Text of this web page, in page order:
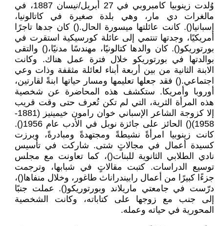
وُلدت زينوبيا كامبروبي في 27 أبريل/نيسان 1887، في
مالغرات دي مار، وهي بلدة صغيرة في كاتالونيا،
إسبانيا(). كانت عائلتها ميسورة الحال.() كان جدها تاجرًا
أمريكيًا، وجدتها تنتمي إلى عائلة كورسيكية استقرت في
بورتوريكو(). كان والدها كتالونيًا، مهندسًا مدنيًا،() والتقى
بوالدتها في بورتوريكو خلال فترة عمل هناك. وكانت
الابنة الثانية من بين أربعة أبناء لعائلة مثقفة وذات وعي
اجتماعي.() فقد جعلها تعليمها ومسار حياتها ابنةً لقارتين،
أوروبا وأمريكا. ستكشف هذه المحاضرة عن شخصية
هذه المرأة الثرية، التي لم تكن تُعرف حتى وقت قريب
إلا كزوجة الشاعر الإسباني خوان رامون خيمينيز (1881-
1958)() الحائز على جائزة نوبل في الأدب عام 1956().
كانت زينوبيا امرأةً نشيطةً ومجتهدةً ومبادرةً، وبرزت
كسيدة أعمال في مجالاتٍ شتى. شاركت في تأسيس
نادي الطلابي الثانوية للبنات()، كما تعاونت مع مجلس
توسيع الدراسات. كتبت مقالاتٍ في شبابها، وترجمت
جزءًا كبيرًا من أعمال رابيندراناث طاغور، وخلال منفاها()،
درّست في جامعتي ماريلاند وبورتوريكو(). عملت جنبًا
إلى جنب مع زوجها على كتاباته، وكانت الشخصية
المحورية في حياته وعمله.